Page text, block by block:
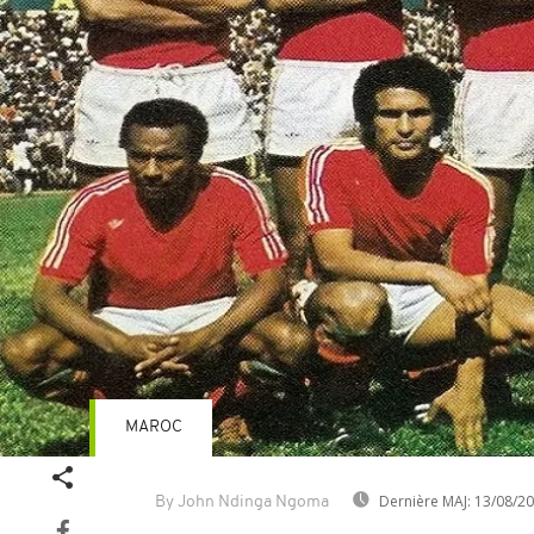
By John Ndinga Ngoma Dernière MAJ: 13/08/
MAROC